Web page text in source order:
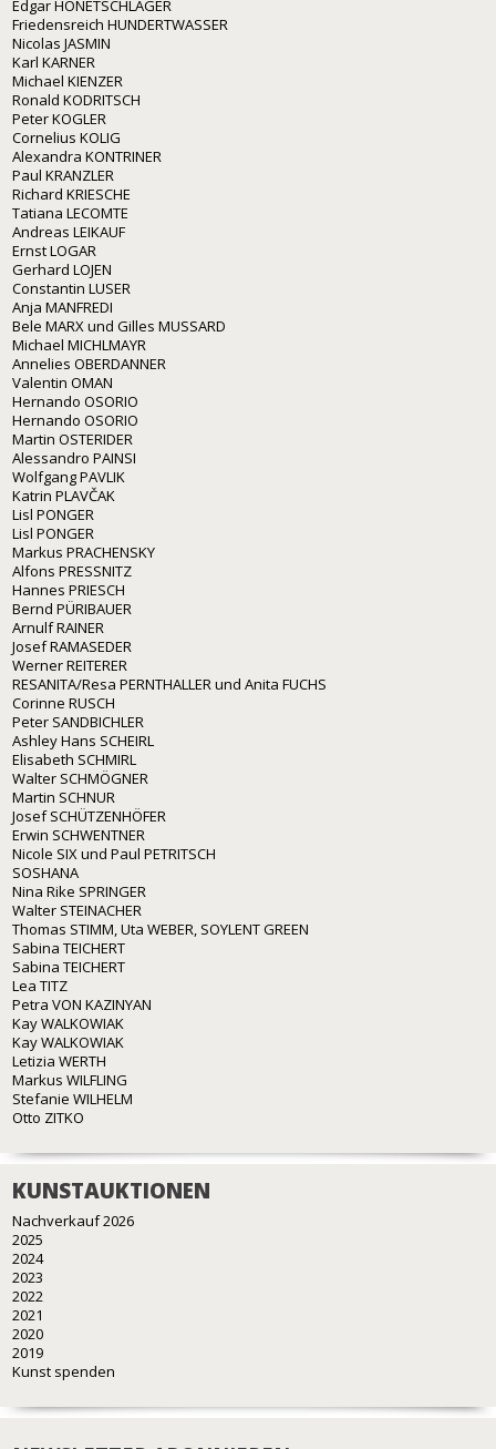
Edgar HONETSCHLÄGER
Friedensreich HUNDERTWASSER
Nicolas JASMIN
Karl KARNER
Michael KIENZER
Ronald KODRITSCH
Peter KOGLER
Cornelius KOLIG
Alexandra KONTRINER
Paul KRANZLER
Richard KRIESCHE
Tatiana LECOMTE
Andreas LEIKAUF
Ernst LOGAR
Gerhard LOJEN
Constantin LUSER
Anja MANFREDI
Bele MARX und Gilles MUSSARD
Michael MICHLMAYR
Annelies OBERDANNER
Valentin OMAN
Hernando OSORIO
Hernando OSORIO
Martin OSTERIDER
Alessandro PAINSI
Wolfgang PAVLIK
Katrin PLAVČAK
Lisl PONGER
Lisl PONGER
Markus PRACHENSKY
Alfons PRESSNITZ
Hannes PRIESCH
Bernd PÜRIBAUER
Arnulf RAINER
Josef RAMASEDER
Werner REITERER
RESANITA/Resa PERNTHALLER und Anita FUCHS
Corinne RUSCH
Peter SANDBICHLER
Ashley Hans SCHEIRL
Elisabeth SCHMIRL
Walter SCHMÖGNER
Martin SCHNUR
Josef SCHÜTZENHÖFER
Erwin SCHWENTNER
Nicole SIX und Paul PETRITSCH
SOSHANA
Nina Rike SPRINGER
Walter STEINACHER
Thomas STIMM, Uta WEBER, SOYLENT GREEN
Sabina TEICHERT
Sabina TEICHERT
Lea TITZ
Petra VON KAZINYAN
Kay WALKOWIAK
Kay WALKOWIAK
Letizia WERTH
Markus WILFLING
Stefanie WILHELM
Otto ZITKO
KUNSTAUKTIONEN
Nachverkauf 2026
2025
2024
2023
2022
2021
2020
2019
Kunst spenden